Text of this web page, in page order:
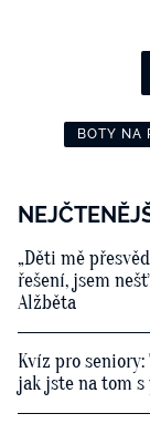
BOTY NA
„Děti mě
řešení, jsem
Alžběta
Kvíz pro
jak jste na tom